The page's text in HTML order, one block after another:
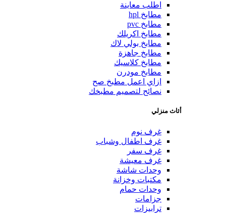
اطلب معاينة
مطابخ hpl
مطابخ pvc
مطابخ اكريلك
مطابخ بولي لاك
مطابخ جاهزة
مطابخ كلاسيك
مطابخ مودرن
ازاي اعمل مطبخ صح
نصائح لتصميم مطبخك
أثاث منزلي
غرف نوم
غرف اطفال وشباب
غرف سفر
غرف معيشة
وحدات شاشة
مكتبات وخزانة
وحدات حمام
جزامات
ترابيزات